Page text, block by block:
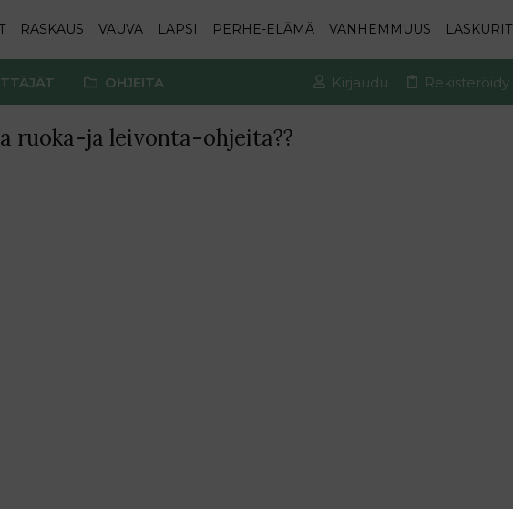
RASKAUS VAUVA LAPSI PERHE-ELÄMÄ VANHEMMUUS LASKURIT
OHJEITA Kirjaudu Rekisteröidy
ruoka-ja leivonta-ohjeita??